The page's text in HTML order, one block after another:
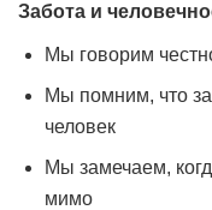
Забота и
Мы говорим
Мы помним, что
человек
Мы замечаем,
мимо